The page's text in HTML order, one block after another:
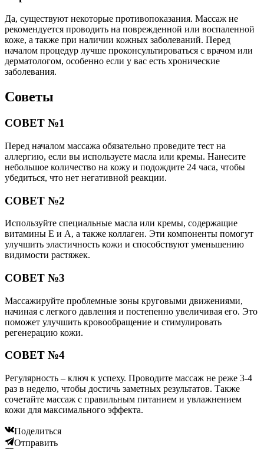
Да, существуют некоторые противопоказания. Массаж не
рекомендуется проводить на поврежденной или воспаленной
коже, а также при наличии кожных заболеваний. Перед
началом процедур лучше проконсультироваться с врачом или
дерматологом, особенно если у вас есть хронические
заболевания.
Советы
СОВЕТ №1
Перед началом массажа обязательно проведите тест на
аллергию, если вы используете масла или кремы. Нанесите
небольшое количество на кожу и подождите 24 часа, чтобы
убедиться, что нет негативной реакции.
СОВЕТ №2
Используйте специальные масла или кремы, содержащие
витамины E и A, а также коллаген. Эти компоненты помогут
улучшить эластичность кожи и способствуют уменьшению
видимости растяжек.
СОВЕТ №3
Массажируйте проблемные зоны круговыми движениями,
начиная с легкого давления и постепенно увеличивая его. Это
поможет улучшить кровообращение и стимулировать
регенерацию кожи.
СОВЕТ №4
Регулярность – ключ к успеху. Проводите массаж не реже 3-4
раз в неделю, чтобы достичь заметных результатов. Также
сочетайте массаж с правильным питанием и увлажнением
кожи для максимального эффекта.
Поделиться
Отправить